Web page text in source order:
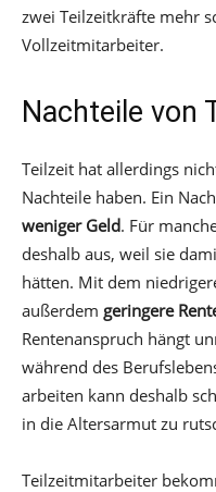
zwei Teilzeitkräfte mehr
Vollzeitmitarbeiter.
Nachteile von
Teilzeit hat allerdings
Nachteile haben. Ein
weniger Geld. Für
deshalb aus, weil sie
hätten. Mit dem
außerdem geringere
Rentenanspruch hängt
während des
arbeiten kann deshalb
in die Altersarmut zu
Teilzeitmitarbeiter